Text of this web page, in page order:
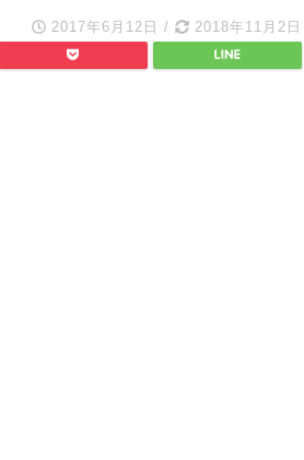
2017年6月12日 / 2018年11月2日